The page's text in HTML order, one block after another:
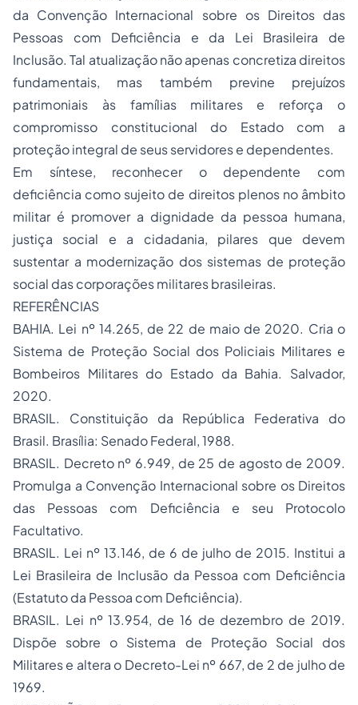
da Convenção Internacional sobre os Direitos das
Pessoas com Deficiência e da Lei Brasileira de
Inclusão. Tal atualização não apenas concretiza direitos
fundamentais, mas também previne prejuízos
patrimoniais às famílias militares e reforça o
compromisso constitucional do Estado com a
proteção integral de seus servidores e dependentes.
Em síntese, reconhecer o dependente com
deficiência como sujeito de direitos plenos no âmbito
militar é promover a dignidade da pessoa humana,
justiça social e a cidadania, pilares que devem
sustentar a modernização dos sistemas de proteção
social das corporações militares brasileiras.
REFERÊNCIAS
BAHIA. Lei nº 14.265, de 22 de maio de 2020. Cria o
Sistema de Proteção Social dos Policiais Militares e
Bombeiros Militares do Estado da Bahia. Salvador,
2020.
BRASIL. Constituição da República Federativa do
Brasil. Brasília: Senado Federal, 1988.
BRASIL. Decreto nº 6.949, de 25 de agosto de 2009.
Promulga a Convenção Internacional sobre os Direitos
das Pessoas com Deficiência e seu Protocolo
Facultativo.
BRASIL. Lei nº 13.146, de 6 de julho de 2015. Institui a
Lei Brasileira de Inclusão da Pessoa com Deficiência
(Estatuto da Pessoa com Deficiência).
BRASIL. Lei nº 13.954, de 16 de dezembro de 2019.
Dispõe sobre o Sistema de Proteção Social dos
Militares e altera o Decreto-Lei nº 667, de 2 de julho de
1969.